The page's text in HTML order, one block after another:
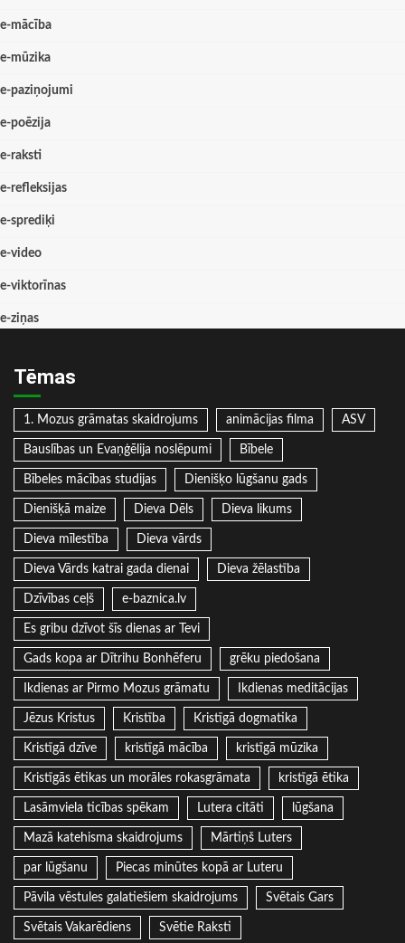
e-mācība
e-mūzika
e-paziņojumi
e-poēzija
e-raksti
e-refleksijas
e-sprediķi
e-video
e-viktorīnas
e-ziņas
Tēmas
1. Mozus grāmatas skaidrojums animācijas filma ASV
Bauslības un Evaņģēlija noslēpumi Bībele
Bībeles mācības studijas Dienišķo lūgšanu gads
Dienišķā maize Dieva Dēls Dieva likums
Dieva mīlestība Dieva vārds
Dieva Vārds katrai gada dienai Dieva žēlastība
Dzīvības ceļš e-baznica.lv
Es gribu dzīvot šīs dienas ar Tevi
Gads kopa ar Dītrihu Bonhēferu grēku piedošana
Ikdienas ar Pirmo Mozus grāmatu Ikdienas meditācijas
Jēzus Kristus Kristība Kristīgā dogmatika
Kristīgā dzīve kristīgā mācība kristīgā mūzika
Kristīgās ētikas un morāles rokasgrāmata kristīgā ētika
Lasāmviela ticības spēkam Lutera citāti lūgšana
Mazā katehisma skaidrojums Mārtiņš Luters
par lūgšanu Piecas minūtes kopā ar Luteru
Pāvila vēstules galatiešiem skaidrojums Svētais Gars
Svētais Vakarēdiens Svētie Raksti